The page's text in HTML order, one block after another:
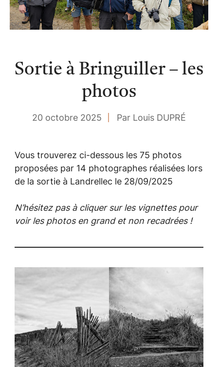
Sortie à Bringuiller – les
photos
20 octobre 2025 Par Louis DUPRÉ
Vous trouverez ci-dessous les 75 photos
proposées par 14 photographes réalisées lors
de la sortie à Landrellec le 28/09/2025
N’hésitez pas à cliquer sur les vignettes pour
voir les photos en grand et non recadrées !